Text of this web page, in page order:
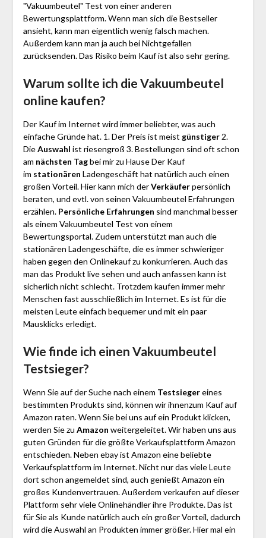
"Vakuumbeutel" Test von einer anderen
Bewertungsplattform. Wenn man sich die Bestseller
ansieht, kann man eigentlich wenig falsch machen.
Außerdem kann man ja auch bei Nichtgefallen
zurücksenden. Das Risiko beim Kauf ist also sehr gering.
Warum sollte ich die Vakuumbeutel
online kaufen?
Der Kauf im Internet wird immer beliebter, was auch
einfache Gründe hat. 1. Der Preis ist meist günstiger2.
DieAuswahl ist riesengroß 3. Bestellungen sind oft schon
am nächsten Tagbei mir zu Hause Der Kauf
im stationären Ladengeschäft hat natürlich auch einen
großen Vorteil. Hier kann mich derVerkäuferpersönlich
beraten, und evtl. von seinen Vakuumbeutel Erfahrungen
erzählen. Persönliche Erfahrungen sind manchmal besser
als einem Vakuumbeutel Test von einem
Bewertungsportal. Zudem unterstützt man auch die
stationären Ladengeschäfte, die es immer schwieriger
haben gegen den Onlinekauf zu konkurrieren. Auch das
man das Produkt live sehen und auch anfassen kann ist
sicherlich nicht schlecht. Trotzdem kaufen immer mehr
Menschen fast ausschließlich im Internet. Es ist für die
meisten Leute einfach bequemer und mit ein paar
Mausklicks erledigt.
Wie finde ich einen Vakuumbeutel
Testsieger?
Wenn Sie auf der Suche nach einem Testsiegereines
bestimmten Produkts sind, können wir ihnenzum Kauf auf
Amazon raten. Wenn Sie bei uns auf ein Produkt klicken,
werden Sie zu Amazon weitergeleitet. Wir haben uns aus
guten Gründen für die größte Verkaufsplattform Amazon
entschieden. Neben ebay ist Amazon eine beliebte
Verkaufsplattform im Internet. Nicht nur das viele Leute
dort schon angemeldet sind, auch genießt Amazon ein
großes Kundenvertrauen. Außerdem verkaufen auf dieser
Plattform sehr viele Onlinehändler ihre Produkte. Das ist
für Sie als Kunde natürlich auch ein großer Vorteil, dadurch
wird die Auswahl an Produkten immer größer. Hier mal ein